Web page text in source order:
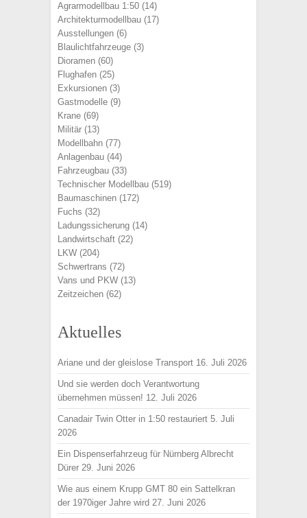
Agrarmodellbau 1:50 (14)
Architekturmodellbau (17)
Ausstellungen (6)
Blaulichtfahrzeuge (3)
Dioramen (60)
Flughafen (25)
Exkursionen (3)
Gastmodelle (9)
Krane (69)
Militär (13)
Modellbahn (77)
Anlagenbau (44)
Fahrzeugbau (33)
Technischer Modellbau (519)
Baumaschinen (172)
Fuchs (32)
Ladungssicherung (14)
Landwirtschaft (22)
LKW (204)
Schwertrans (72)
Vans und PKW (13)
Zeitzeichen (62)
Aktuelles
Ariane und der gleislose Transport 16. Juli 2026
Und sie werden doch Verantwortung
übernehmen müssen! 12. Juli 2026
Canadair Twin Otter in 1:50 restauriert 5. Juli
2026
Ein Dispenserfahrzeug für Nürnberg Albrecht
Dürer 29. Juni 2026
Wie aus einem Krupp GMT 80 ein Sattelkran
der 1970iger Jahre wird 27. Juni 2026